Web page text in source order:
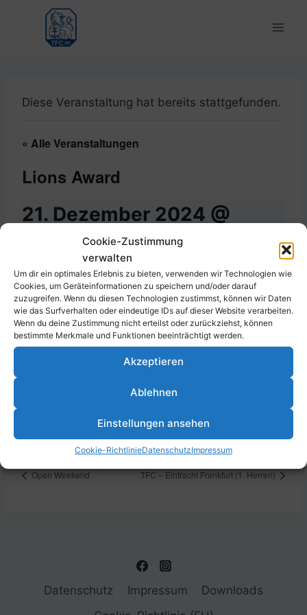
Cookie-Zustimmung
verwalten
Um dir ein optimales Erlebnis zu bieten, verwenden wir Technologien wie
Cookies, um Geräteinformationen zu speichern und/oder darauf
zuzugreifen. Wenn du diesen Technologien zustimmst, können wir Daten
wie das Surfverhalten oder eindeutige IDs auf dieser Website verarbeiten.
Wenn du deine Zustimmung nicht erteilst oder zurückziehst, können
bestimmte Merkmale und Funktionen beeinträchtigt werden.
Akzeptieren
Ablehnen
Einstellungen ansehen
Cookie-RichtlinieDatenschutzImpressum
springen
Diese Veranstaltung hat bereits stattgefunden.
« Alle Veranstaltungen
Lions Award
21. Dezember 2024 @
-20:00
Zum Kalender hinzufügen
17:00 - 20:00
Open Weekend TFC – Eintracht Frankfurt (1. Herren)
Datenschutz Impressum
Downloads